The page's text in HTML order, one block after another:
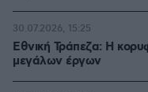
Εθνική Τράπεζα: Η
μεγάλων έργων
30.07.2026, 15:25